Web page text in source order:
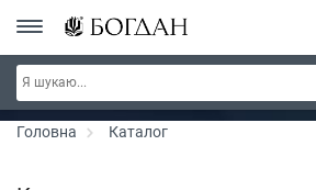
РОЗПРОДАЖ ~ 150 грн ~ 200 грн ~ 250 грн ~
300 грн ~ РОЗПРОДАЖ
Головна Каталог